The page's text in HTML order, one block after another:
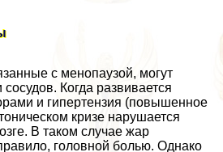
с менопаузой, могут
Когда развивается
и гипертензия (повышенное
кризе нарушается
В таком случае жар
головной болью. Однако